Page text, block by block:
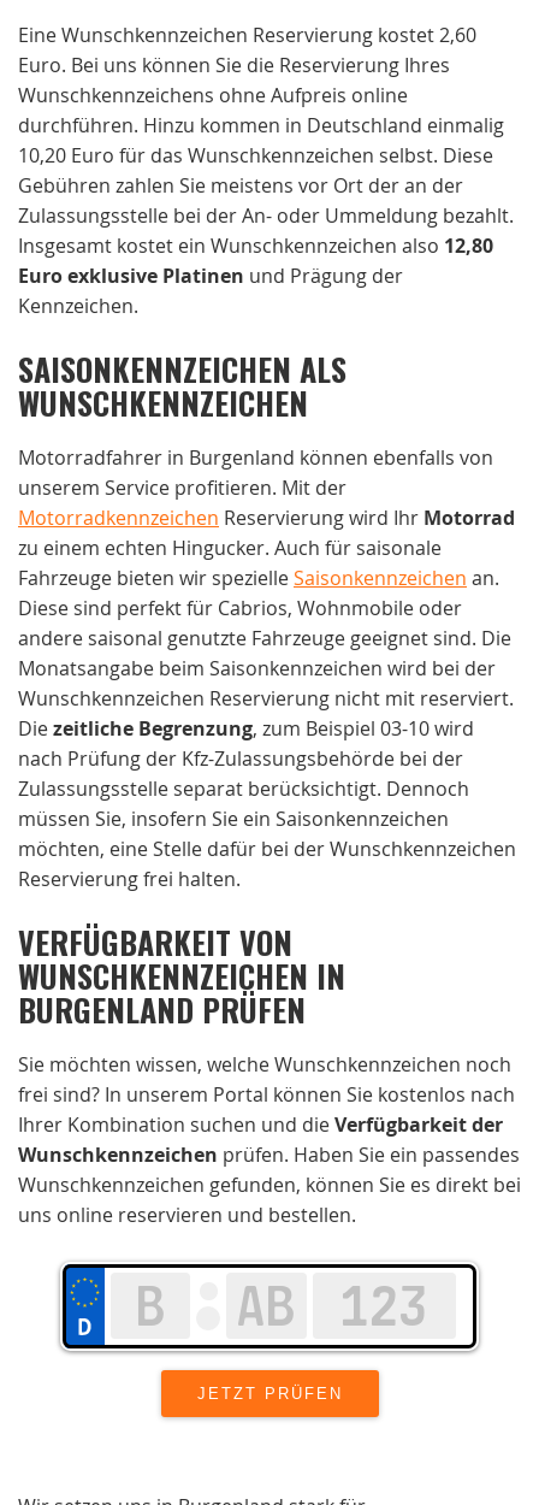
Eine Wunschkennzeichen Reservierung kostet 2,60
Euro. Bei uns können Sie die Reservierung Ihres
Wunschkennzeichens ohne Aufpreis online
durchführen. Hinzu kommen in Deutschland einmalig
10,20 Euro für das Wunschkennzeichen selbst. Diese
Gebühren zahlen Sie meistens vor Ort der an der
Zulassungsstelle bei der An- oder Ummeldung bezahlt.
Insgesamt kostet ein Wunschkennzeichen also 12,80
Euro exklusive Platinen und Prägung der
Kennzeichen.
SAISONKENNZEICHEN ALS
WUNSCHKENNZEICHEN
Motorradfahrer in Burgenland können ebenfalls von
unserem Service profitieren. Mit der
Motorradkennzeichen Reservierung wird Ihr Motorrad
zu einem echten Hingucker. Auch für saisonale
Fahrzeuge bieten wir spezielleSaisonkennzeichen an.
Diese sind perfekt für Cabrios, Wohnmobile oder
andere saisonal genutzte Fahrzeuge geeignet sind. Die
Monatsangabe beim Saisonkennzeichen wird bei der
Wunschkennzeichen Reservierung nicht mit reserviert.
Diezeitliche Begrenzung, zum Beispiel 03-10 wird
nach Prüfung der Kfz-Zulassungsbehörde bei der
Zulassungsstelle separat berücksichtigt. Dennoch
müssen Sie, insofern Sie ein Saisonkennzeichen
möchten, eine Stelle dafür bei der Wunschkennzeichen
Reservierung frei halten.
VERFÜGBARKEIT VON
WUNSCHKENNZEICHEN IN
BURGENLAND PRÜFEN
Sie möchten wissen, welche Wunschkennzeichen noch
frei sind? In unserem Portal können Sie kostenlos nach
Ihrer Kombination suchen und dieVerfügbarkeit der
Wunschkennzeichen prüfen. Haben Sie ein passendes
Wunschkennzeichen gefunden, können Sie es direkt bei
uns online reservieren und bestellen.